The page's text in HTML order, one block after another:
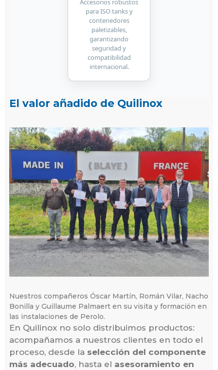
Accesorios robustos
para ISO tanks y
contenedores
paletizables,
garantizando
seguridad y
compatibilidad
internacional.
El valor añadido de Quilinox
Nuestros compañeros Óscar Martín, Román Vilar, Nacho
Bonilla y Guillaume Palmaert en su visita y formación en
las instalaciones de Perolo.
En Quilinox no solo distribuimos productos:
acompañamos a nuestros clientes en todo el
proceso, desde la selección del componente
más adecuado, hasta el asesoramiento en